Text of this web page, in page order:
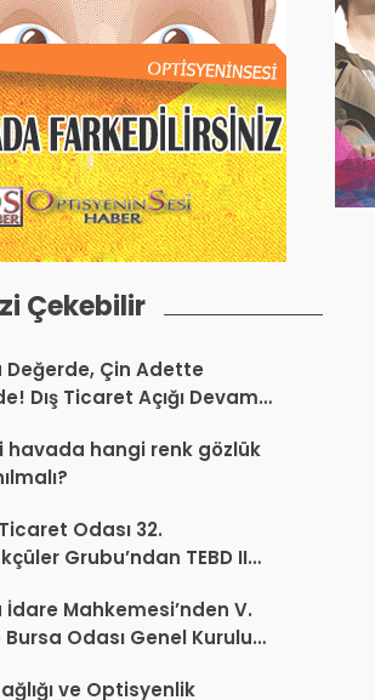
Çekebilir
Çin Adette
Dış Ticaret Açığı Devam
havada hangi renk gözlük
Odası 32.
Grubu’ndan TEBD II
açıklaması
İdare Mahkemesi’nden V.
Odası Genel Kurulu
ve Optisyenlik